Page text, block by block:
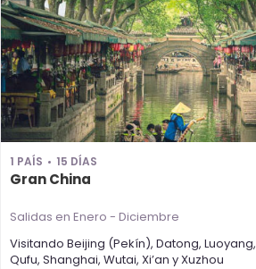
1 PAÍS 15 DÍAS
Gran China
Salidas en Enero - Diciembre
Visitando Beijing (Pekín), Datong, Luoyang,
Qufu, Shanghai, Wutai, Xi’an yXuzhou